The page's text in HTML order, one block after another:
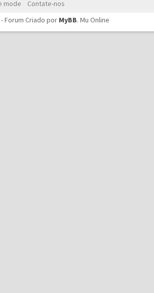
mode
Contate-nos
- Forum Criado por MyBB. Mu Online